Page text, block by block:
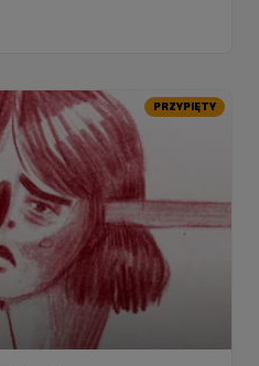
PRZYPIĘTY